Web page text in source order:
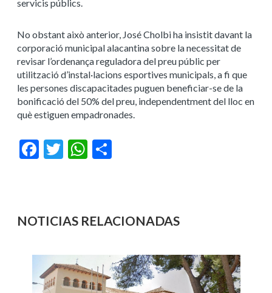
servicis públics.
No obstant això anterior, José Cholbi ha insistit davant la
corporació municipal alacantina sobre la necessitat de
revisar l’ordenança reguladora del preu públic per
utilització d’instal·lacions esportives municipals, a fi que
les persones discapacitades puguen beneficiar-se de la
bonificació del 50% del preu, independentment del lloc en
què estiguen empadronades.
Facebook
Twitter WhatsApp
NOTICIAS RELACIONADAS